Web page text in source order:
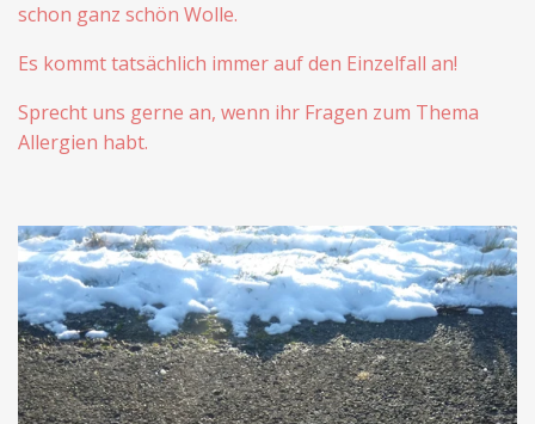
schon ganz schön Wolle.
Es kommt tatsächlich immer auf den Einzelfall an!
Sprecht uns gerne an, wenn ihr Fragen zum Thema
Allergien habt.